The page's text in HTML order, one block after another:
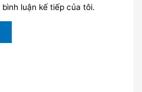
luận kế tiếp của tôi.